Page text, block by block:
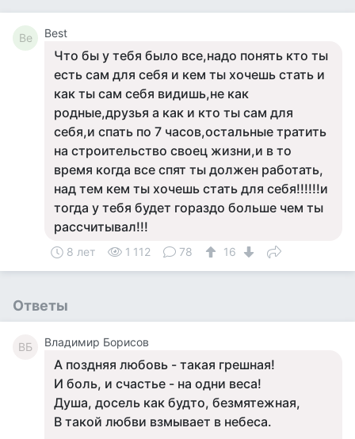
Be Best
Что бы у тебя было все,надо понять кто ты
есть сам для себя и кем ты хочешь стать и
как ты сам себя видишь,не как
родные,друзья а как и кто ты сам для
себя,и спать по 7 часов,остальные тратить
на строительство своец жизни,и в то
время когда все спят ты должен работать,
над тем кем ты хочешь стать для себя!!!!!!и
тогда у тебя будет гораздо больше чем ты
рассчитывал!!!
8 лет 1 112 78 16
Ответы
ВБ Владимир Борисов
А поздняя любовь - такая грешная!
И боль, и счастье - на одни веса!
Душа, досель как будто, безмятежная,
В такой любви взмывает в небеса.